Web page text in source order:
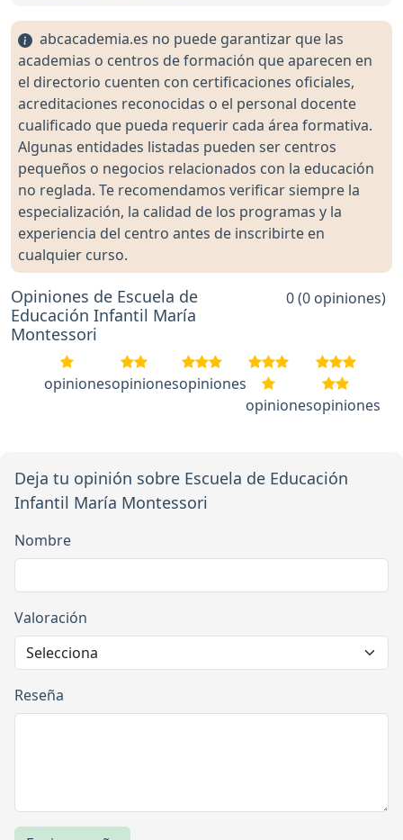
abcacademia.es no puede garantizar que las
academias o centros de formación que aparecen en
el directorio cuenten con certificaciones oficiales,
acreditaciones reconocidas o el personal docente
cualificado que pueda requerir cada área formativa.
Algunas entidades listadas pueden ser centros
pequeños o negocios relacionados con la educación
no reglada. Te recomendamos verificar siempre la
especialización, la calidad de los programas y la
experiencia del centro antes de inscribirte en
cualquier curso.
Opiniones de Escuela de
Educación Infantil María
Montessori
0 (0 opiniones)
opinionesopinionesopiniones
opinionesopiniones
Deja tu opinión sobre Escuela de Educación
Infantil María Montessori
Nombre
Valoración
Reseña